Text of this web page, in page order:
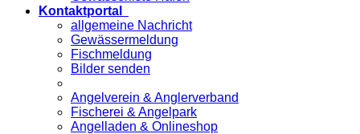
Kontaktportal
allgemeine Nachricht
Gewässermeldung
Fischmeldung
Bilder senden
Angelverein & Anglerverband
Fischerei & Angelpark
Angelladen & Onlineshop